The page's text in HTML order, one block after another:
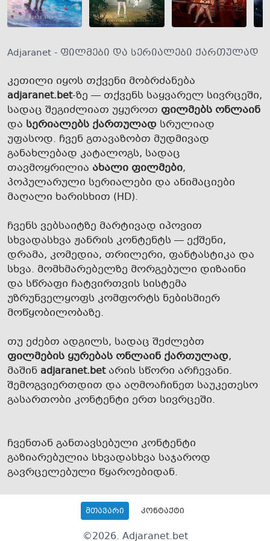
Adjaranet - ფილმები და სერიალები ქართულად
კეთილი იყოს თქვენი მობრძანება
adjaranet.bet-ზე — თქვენს საყვარელ სივრცეში,
სადაც შეგიძლიათ უყუროთ ფილმებს ონლაინ
და სერიალებს ქართულად სრულიად
უფასოდ. ჩვენ გთავაზობთ მუდმივად
განახლებად კატალოგს, სადაც
თავმოყრილია ახალი ფილმები,
პოპულარული სერიალები და ანიმაციები
მაღალი ხარისხით (HD).
ჩვენს ვებსაიტზე მარტივად იპოვით
სხვადასხვა ჟანრის კონტენტს — ექშენი,
დრამა, კომედია, თრილერი, ფანტასტიკა და
სხვა. მომხმარებელზე მორგებული დიზაინი
და სწრაფი ჩატვირთვის სისტემა
უზრუნველყოფს კომფორტს ნებისმიერ
მოწყობილობაზე.
თუ ეძებთ ადგილს, სადაც შეძლებთ
ფილმების ყურებას ონლაინ ქართულად,
მაშინ adjaranet.betარის სწორი არჩევანი.
შემოგვიერთდით და აღმოაჩინეთ საუკეთესო
გასართობი კონტენტი ერთ სივრცეში.
ჩვენთან განთავსებული კონტენტი
გაზიარებულია სხვადასხვა საჯაროდ
გავრცელებული წყაროებიდან.
მთავარი კონტაქტი
©2026. Adjaranet.bet